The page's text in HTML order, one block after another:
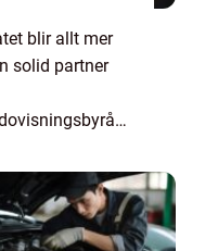
blir allt mer
solid partner